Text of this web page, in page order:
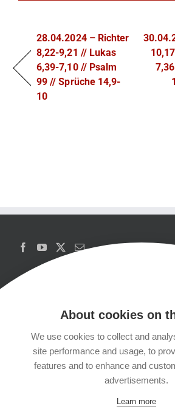
28.04.2024 – Richter
8,22-9,21 // Lukas
6,39-7,10 // Psalm
99 // Sprüche 14,9-
10
Copyrights
Datenschutzerklärung
About cookies on
We use cookies to collect and
site performance and usage, to
features and to enhance and
advertisements.
Learn more